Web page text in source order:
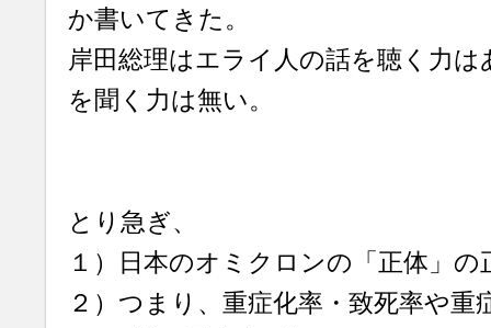
か書いてきた。
岸田総理はエライ人の話を聴く力は
を聞く力は無い。
とり急ぎ、
１）日本のオミクロンの「正体」の
２）つまり、重症化率・致死率や重